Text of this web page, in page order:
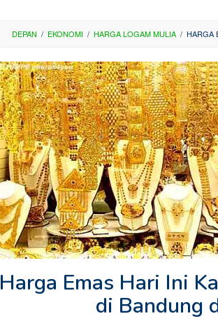
DEPAN / EKONOMI / HARGA LOGAM MULIA / HARGA
Harga Emas Hari Ini
di Bandung